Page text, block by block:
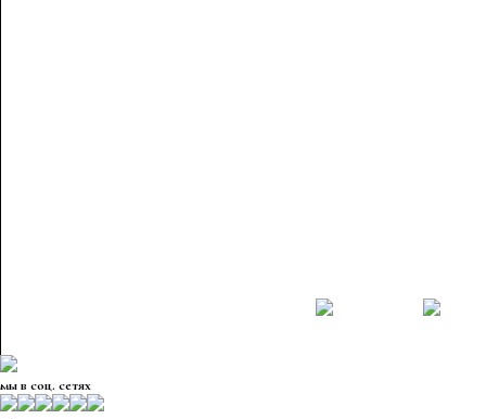
мы в соц. сетях